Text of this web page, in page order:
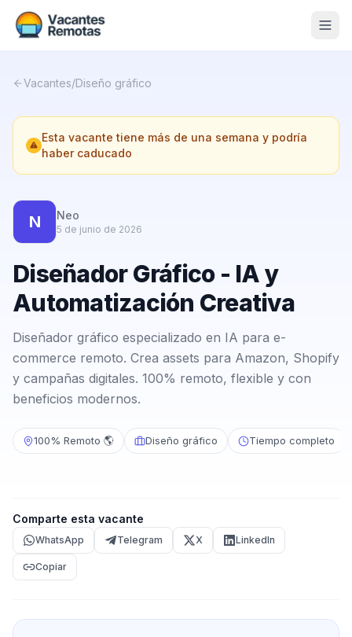
Nosotros
Contacto
Calculadora Freelance
Vacantes/Diseño gráfico
Esta vacante tiene más de una semana y podría
haber caducado
N Neo
5 de junio de 2026
Diseñador Gráfico - IA y
Automatización Creativa
Diseñador gráfico especializado en IA para e-
commerce remoto. Crea assets para Amazon, Shopify
y campañas digitales. 100% remoto, flexible y con
beneficios modernos.
100% Remoto 🌎 Diseño gráfico Tiempo completo
Comparte esta vacante
WhatsApp Telegram X LinkedIn
Copiar